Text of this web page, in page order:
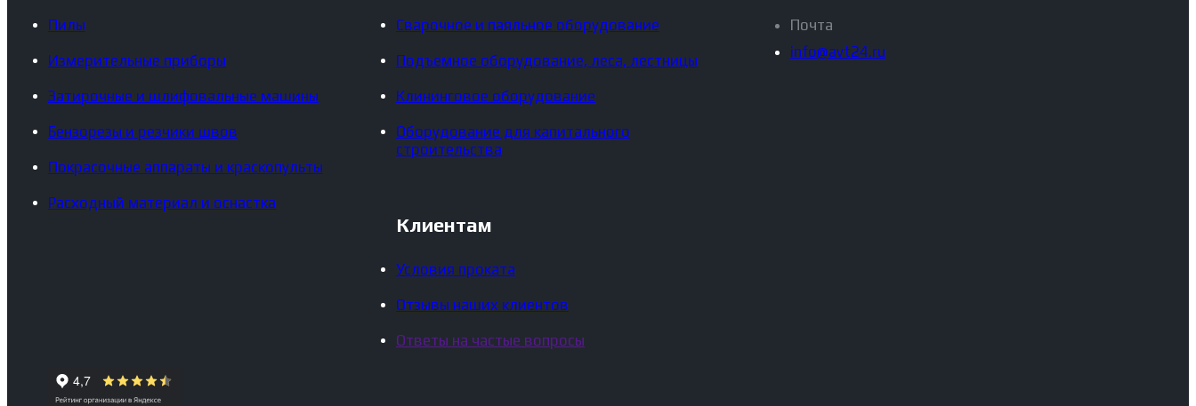
Пилы
Измерительные приборы
Затирочные и шлифовальные машины
Бензорезы и резчики швов
Покрасочные аппараты и краскопульты
Расходный материал и оснастка
Сварочное и паяльное оборудование
Подъемное оборудование, леса, лестницы
Клининговое оборудование
Оборудование для капитального
строительства
Клиентам
Условия проката
Отзывы наших клиентов
Ответы на частые вопросы
Почта
info@avt24.ru